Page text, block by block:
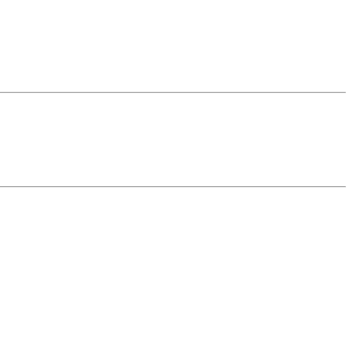
Vipps, Klarna och Google Pay.
debiteras kortet/fakturan.